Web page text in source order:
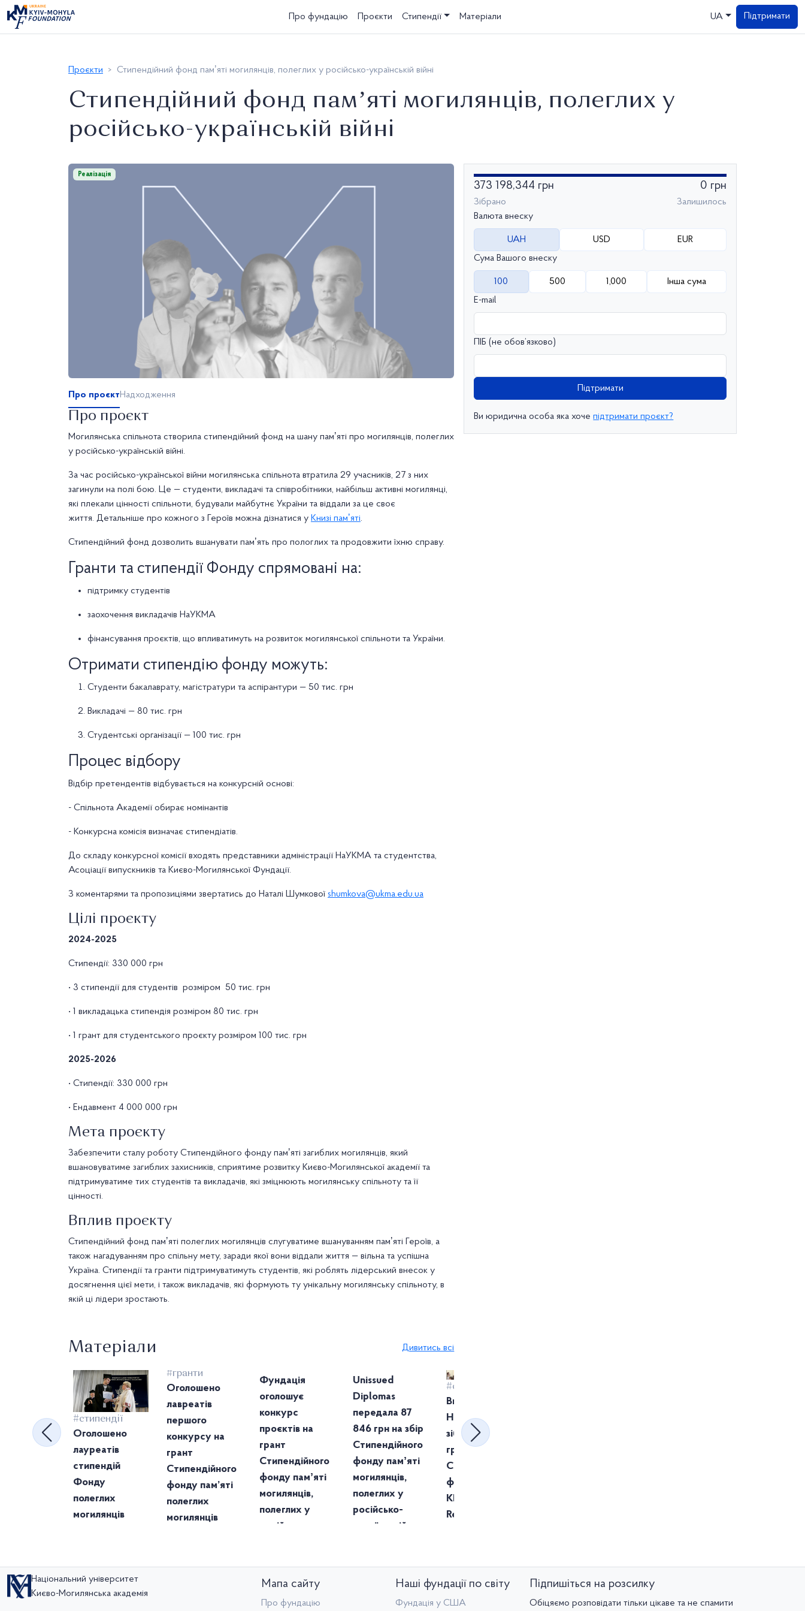
Про фундацію Проєкти Стипендії Матеріали UA Підтримати
Проєкти Стипендійний фонд памʼяті могилянців, полеглих у російсько-українській війні
Стипендійний фонд памʼяті могилянців, полеглих у
російсько-українській війні
Реалізація
Про проєктНадходження
Про проєкт
Могилянська спільнота створила стипендійний фонд на шану памʼяті про могилянців, полеглих
у російсько-українській війні.
За час російсько-української війни могилянська спільнота втратила 29 учасників, 27 з них
загинули на полі бою. Це — студенти, викладачі та співробітники, найбільш активні могилянці,
які плекали цінності спільноти, будували майбутнє України та віддали за це своє
життя. Детальніше про кожного з Героїв можна дізнатися у Книзі памʼяті.
Стипендійний фонд дозволить вшанувати памʼять про пологлих та продовжити їхню справу.
Гранти та стипендії Фонду спрямовані на:
підтримку студентів
заохочення викладачів НаУКМА
фінансування проєктів, що впливатимуть на розвиток могилянської спільноти та України.
Отримати стипендію фонду можуть:
Студенти бакалаврату, магістратури та аспірантури — 50 тис. грн
Викладачі — 80 тис. грн
Студентські організації — 100 тис. грн
Процес відбору
Відбір претендентів відбувається на конкурсній основі:
- Спільнота Академії обирає номінантів
- Конкурсна комісія визначає стипендіатів.
До складу конкурсної комісії входять представники адміністрації НаУКМА та студентства,
Асоціації випускників та Києво-Могилянської Фундації.
З коментарями та пропозиціями звертатись до Наталі Шумкової shumkova@ukma.edu.ua
Цілі проєкту
2024-2025
Стипендії: 330 000 грн
• 3 стипендії для студентів розміром 50 тис. грн
• 1 викладацька стипендія розміром 80 тис. грн
• 1 грант для студентського проєкту розміром 100 тис. грн
2025-2026
• Стипендії: 330 000 грн
• Ендавмент 4 000 000 грн
Мета проєкту
Забезпечити сталу роботу Cтипендійного фонду памʼяті загиблих могилянців, який
вшановуватиме загиблих захисників, сприятиме розвитку Києво-Могилянської академії та
підтримуватиме тих студентів та викладачів, які зміцнюють могилянську спільноту та її
цінності.
Вплив проєкту
Стипендійний фонд памʼяті полеглих могилянців слугуватиме вшануванням памʼяті Героїв, а
також нагадуванням про спільну мету, заради якої вони віддали життя — вільна та успішна
Україна. Стипендії та гранти підтримуватимуть студентів, які роблять лідерський внесок у
досягнення цієї мети, і також викладачів, які формують ту унікальну могилянську спільноту, в
якій ці лідери зростають.
Матеріали Дивитись всі
#стипендії
Оголошено
лауреатів
стипендій
Фонду
полеглих
могилянців
#гранти
Оголошено
лавреатів
першого
конкурсу на
грант
Стипендійного
фонду пам’яті
полеглих
могилянців
Фундація
оголошує
конкурс
проєктів на
грант
Стипендійного
фонду памʼяті
могилянців,
полеглих у
російсько-
#стипендії
Unissued
Diplomas
передала 87
846 грн на збір
Стипендійного
фонду памʼяті
могилянців,
полеглих у
російсько-
українській
#стипендії
Випускники
НаУКМА
зібрали 120 000
грн на
Стипендійний
фонд під час
KMA Alumni
Reunion
373 198,344 грн 0 грн
Зібрано
Залишилось
Валюта внеску
UAH USD
EUR
Сума Вашого внеску
100 500 1,000
Інша сума
E-mail
ПІБ (не обов’язково)
Підтримати
Ви юридична особа яка хочепідтримати проєкт?
Національний університет
Києво-Могилянська академія
Мапа сайту
Про фундацію
Наші фундації по світу
Фундація у США
Підпишіться на розсилку
Обіцяємо розповідати тільки цікаве та не спамити